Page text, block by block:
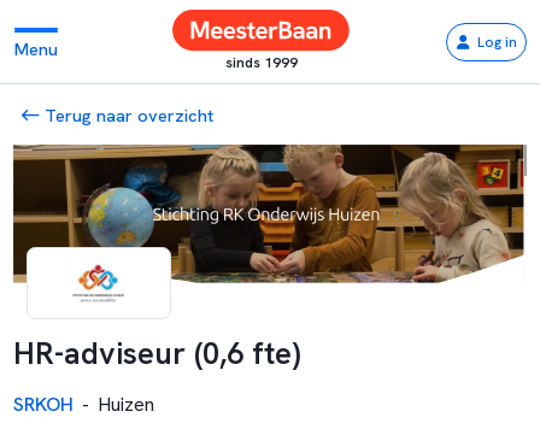
Menu
sinds 1999
Log in
Terug naar overzicht
HR-adviseur (0,6 fte)
SRKOH - Huizen